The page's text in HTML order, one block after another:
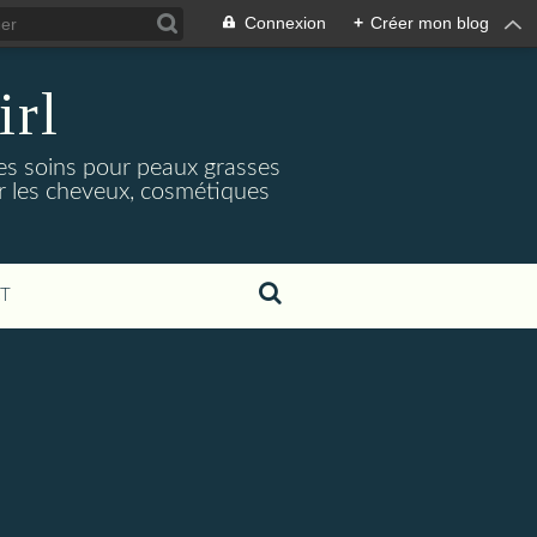
Connexion + Créer mon blog
soins pour peaux grasses
les cheveux, cosmétiques